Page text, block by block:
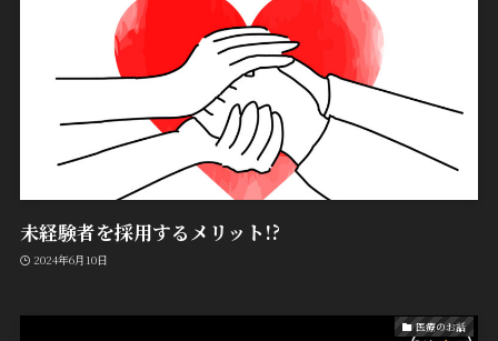
未経験者を採用するメリット!?
2024年6月10日
医療のお話